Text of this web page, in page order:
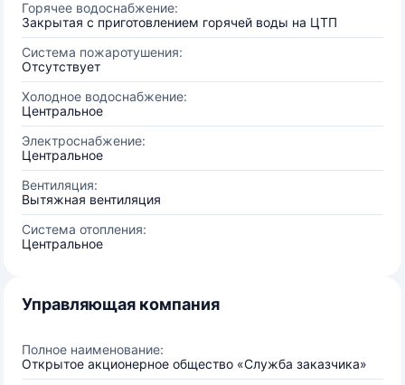
Горячее водоснабжение:
Закрытая с приготовлением горячей воды на ЦТП
Система пожаротушения:
Отсутствует
Холодное водоснабжение:
Центральное
Электроснабжение:
Центральное
Вентиляция:
Вытяжная вентиляция
Система отопления:
Центральное
Управляющая компания
Полное наименование:
Открытое акционерное общество «Служба заказчика»